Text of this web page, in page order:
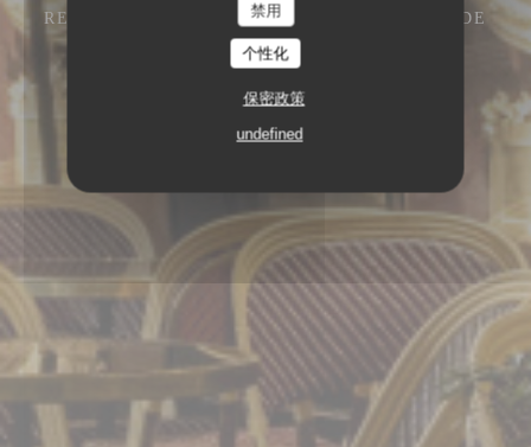
禁用
个性化
保密政策
undefined
RESTAURANT – CAFÉ – GLACIER
13 RUE DE
L'ANCIENNE COMÉDIE 75006 PARIS